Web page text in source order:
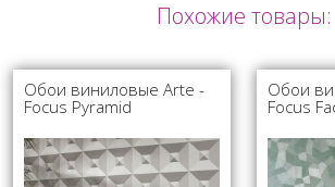
Похожие товары:
Обои виниловые Arte -
Focus Pyramid
Обои
Focus